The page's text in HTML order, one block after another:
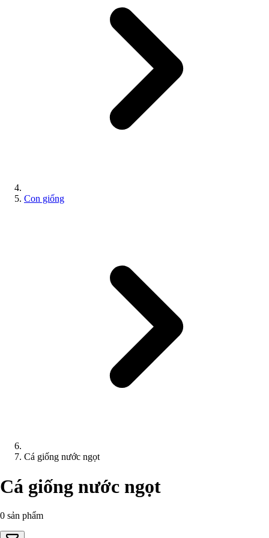
Con giống
Cá giống nước ngọt
Cá giống nước ngọt
0 sản phẩm